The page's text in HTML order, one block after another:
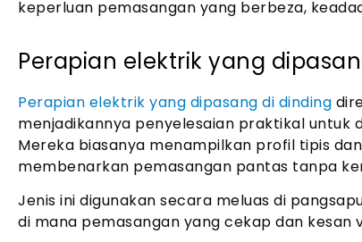
keperluan pemasangan yang berbeza,
Perapian elektrik yang
Perapian elektrik yang dipasang di dinding
menjadikannya penyelesaian praktikal untuk
Mereka biasanya menampilkan profil tipis
membenarkan pemasangan pantas tanpa
Jenis ini digunakan secara meluas di
di mana pemasangan yang cekap dan kesan